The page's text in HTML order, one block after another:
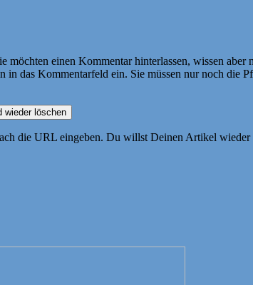
einen Kommentar hinterlassen, wissen aber
das Kommentarfeld ein. Sie müssen nur noch die
die URL eingeben. Du willst Deinen Artikel